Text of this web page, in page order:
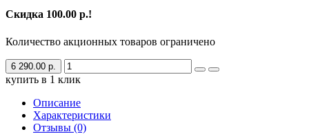
Скидка 100.00 р.!
Количество акционных товаров ограничено
6 290.00 р.
купить в 1 клик
Описание
Характеристики
Отзывы (0)